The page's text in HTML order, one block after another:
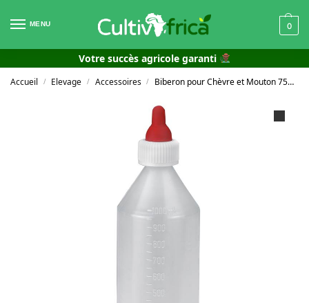
MENU 0
Votre succès agricole garanti
Accueil / Elevage / Accessoires / Biberon pour Chèvre et Mouton 750 ml